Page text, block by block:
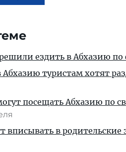
ездить в Абхазию по
туристам хотят
посещать Абхазию по
вписывать в родительские